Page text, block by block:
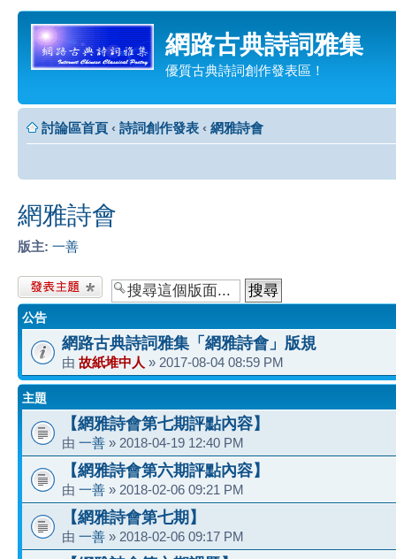
網路古典詩詞雅集
優質古典詩詞創作發表區！
討論區首頁 ‹ 詩詞創作發表 ‹ 網雅詩會
網雅詩會
版主: 一善
發表新主題
公告
網路古典詩詞雅集「網雅詩會」版規
由 故紙堆中人 » 2017-08-04 08:59 PM
主題
【網雅詩會第七期評點內容】
由 一善 » 2018-04-19 12:40 PM
【網雅詩會第六期評點內容】
由 一善 » 2018-02-06 09:21 PM
【網雅詩會第七期】
由 一善 » 2018-02-06 09:17 PM